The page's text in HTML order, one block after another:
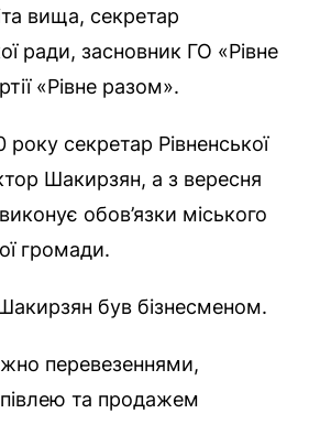
вища, секретар
ради, засновник ГО «Рівне
«Рівне разом».
секретар Рівненської
Шакирзян, а з вересня
обов’язки міського
громади.
був бізнесменом.
перевезеннями,
та продажем